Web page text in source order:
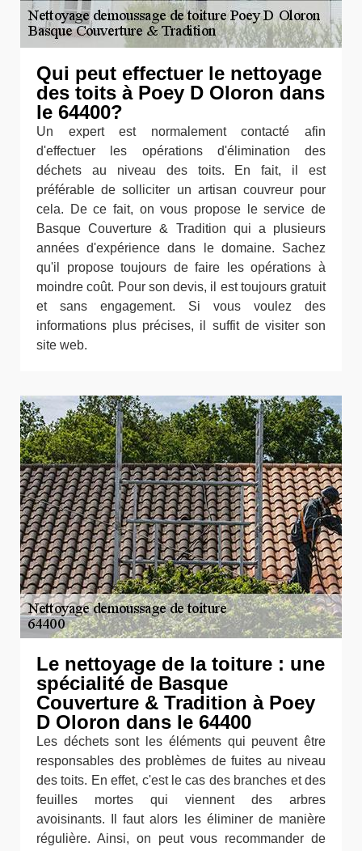
Qui peut effectuer le nettoyage
des toits à Poey D Oloron dans
le 64400?
Un expert est normalement contacté afin
d'effectuer les opérations d'élimination des
déchets au niveau des toits. En fait, il est
préférable de solliciter un artisan couvreur pour
cela. De ce fait, on vous propose le service de
Basque Couverture & Tradition qui a plusieurs
années d'expérience dans le domaine. Sachez
qu'il propose toujours de faire les opérations à
moindre coût. Pour son devis, il est toujours gratuit
et sans engagement. Si vous voulez des
informations plus précises, il suffit de visiter son
site web.
Le nettoyage de la toiture : une
spécialité de Basque
Couverture & Tradition à Poey
D Oloron dans le 64400
Les déchets sont les éléments qui peuvent être
responsables des problèmes de fuites au niveau
des toits. En effet, c'est le cas des branches et des
feuilles mortes qui viennent des arbres
avoisinants. Il faut alors les éliminer de manière
régulière. Ainsi, on peut vous recommander de